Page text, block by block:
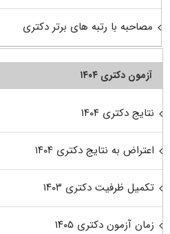
مصاحبه با رتبه های برتر دکتری
آزمون دکتری ۱۴۰۴
نتایج دکتری ۱۴۰۴
اعتراض به نتایج دکتری ۱۴۰۴
تکمیل ظرفیت دکتری ۱۴۰۳
زمان آزمون دکتری ۱۴۰۵